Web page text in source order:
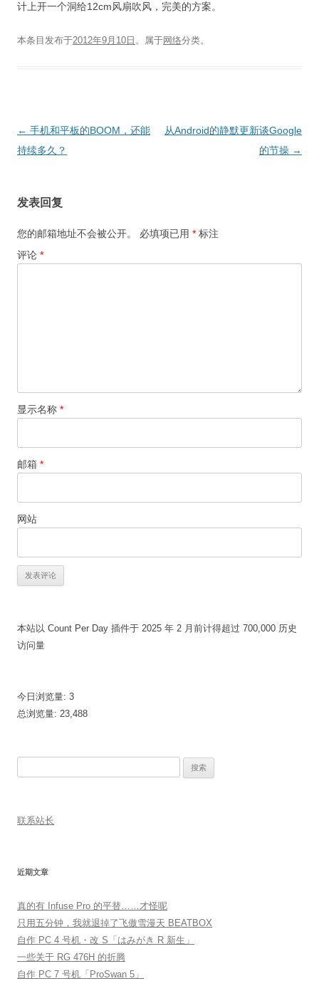
计上开一个洞给12cm风扇吹风，完美的方案。
本条目发布于2012年9月10日 。属于网络分类。
文
章
← 手机和平板的BOOM，还能
持续多久？
从Android的静默更新谈Google
的节操 →
发表回复
您的邮箱地址不会被公开。 必填项已用 * 标注
评论 *
显示名称 *
邮箱 *
网站
本站以 Count Per Day 插件于 2025 年 2 月前计得超过 700,000 历史
访问量
今日浏览量: 3
总浏览量: 23,488
联系站长
近期文章
真的有 Infuse Pro 的平替……才怪呢
只用五分钟，我就退掉了飞傲雪漫天 BEATBOX
自作 PC 4 号机・改 S「はみがき R 新生」
一些关于 RG 476H 的折腾
自作 PC 7 号机「ProSwan 5」